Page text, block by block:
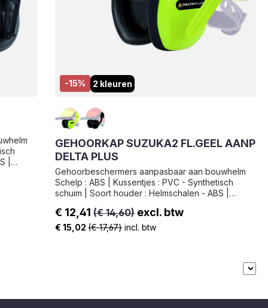
|
-15% 2 kleuren
GEHOORKAP SUZUKA2 FL.GEEL AANP
DELTA PLUS
Gehoorbeschermers aanpasbaar aan bouwhelm
Schelp : ABS | Kussentjes : PVC - Synthetisch
schuim | Soort houder : Helmschalen - ABS |
Verkoopprijs:
€ 12,41 (€ 14,60) excl. btw
€ 15,02(€ 17,67) incl. btw